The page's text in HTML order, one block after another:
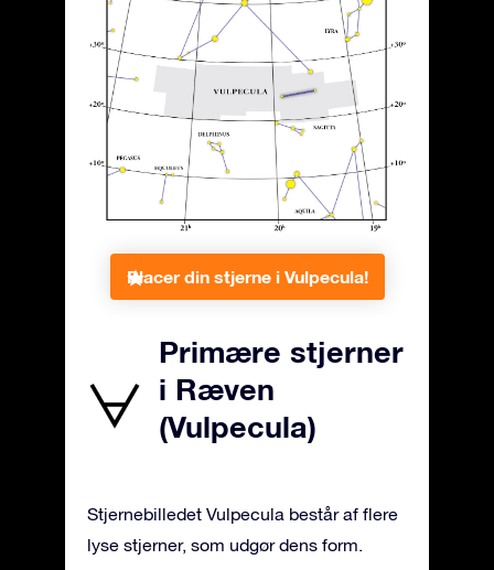
Placer din stjerne i Vulpecula!
Primære stjerner
i Ræven
(Vulpecula)
Stjernebilledet Vulpecula består af flere
lyse stjerner, som udgør dens form.